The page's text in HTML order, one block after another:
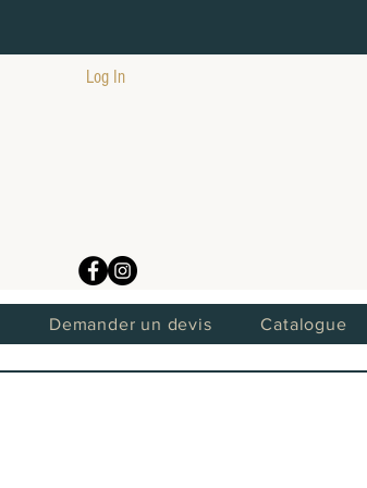
Log In
Demander un devis Catalogue